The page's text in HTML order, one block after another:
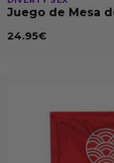
Juego de Mesa
24.95€